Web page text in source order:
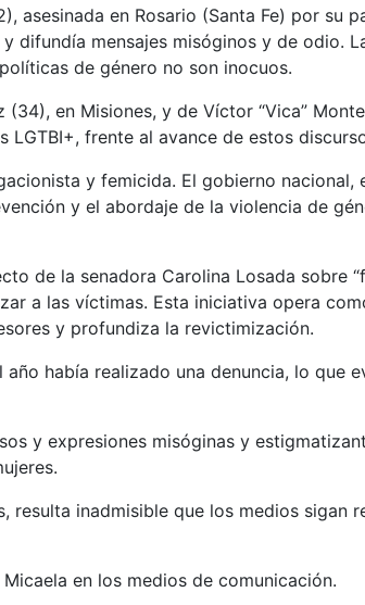
asesinada en Rosario (Santa Fe) por su
difundía mensajes misóginos y de odio.
de género no son inocuos.
(34), en Misiones, y de Víctor “Vica”
LGTBI+, frente al avance de estos
y femicida. El gobierno
y el abordaje de la violencia de
de la senadora Carolina Losada sobre
a las víctimas. Esta iniciativa opera
y profundiza la revictimización.
había realizado una denuncia, lo que
y expresiones misóginas y
resulta inadmisible que los medios sigan
en los medios de comunicación.